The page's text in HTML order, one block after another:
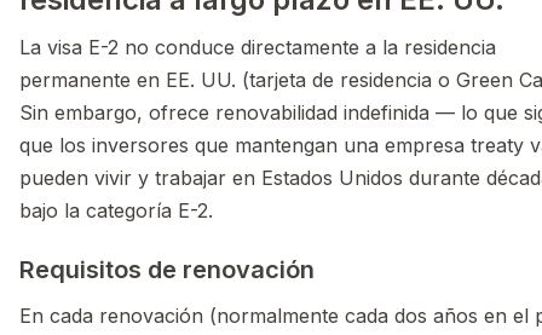
La visa E-2 no conduce directamente a la residencia
permanente en EE. UU. (tarjeta de residencia o Green
Sin embargo, ofrece renovabilidad indefinida — lo que
que los inversores que mantengan una empresa treaty
pueden vivir y trabajar en Estados Unidos durante
bajo la categoría E-2.
Requisitos de renovación
En cada renovación (normalmente cada dos años en el